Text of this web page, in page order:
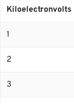
Kiloelectronvolts
1
2
3